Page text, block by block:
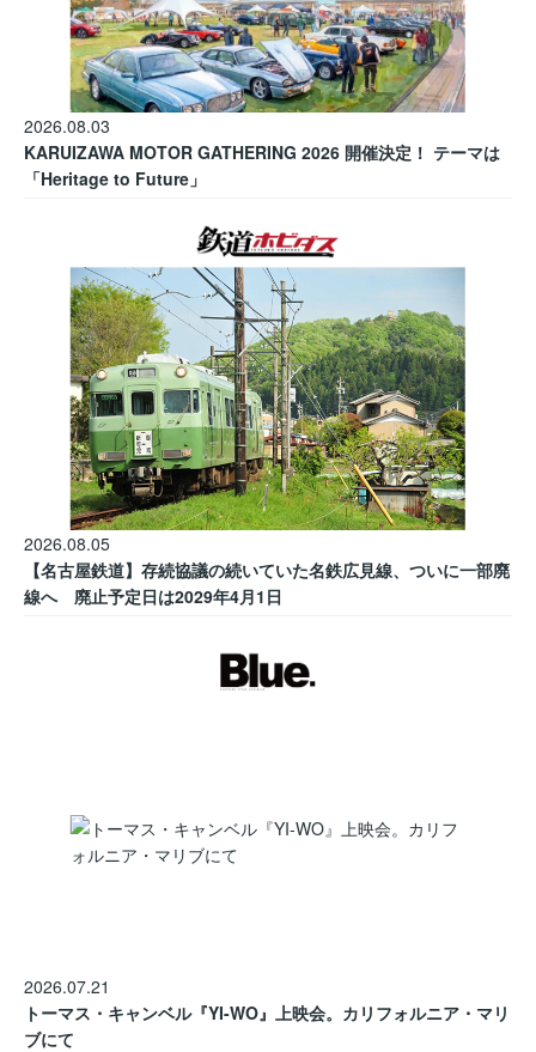
2026.08.03
KARUIZAWA MOTOR GATHERING 2026 開催決定！ テーマは
「Heritage to Future」
2026.08.05
【名古屋鉄道】存続協議の続いていた名鉄広見線、ついに一部廃
線へ 廃止予定日は2029年4月1日
2026.07.21
トーマス・キャンベル『YI-WO』上映会。カリフォルニア・マリ
ブにて